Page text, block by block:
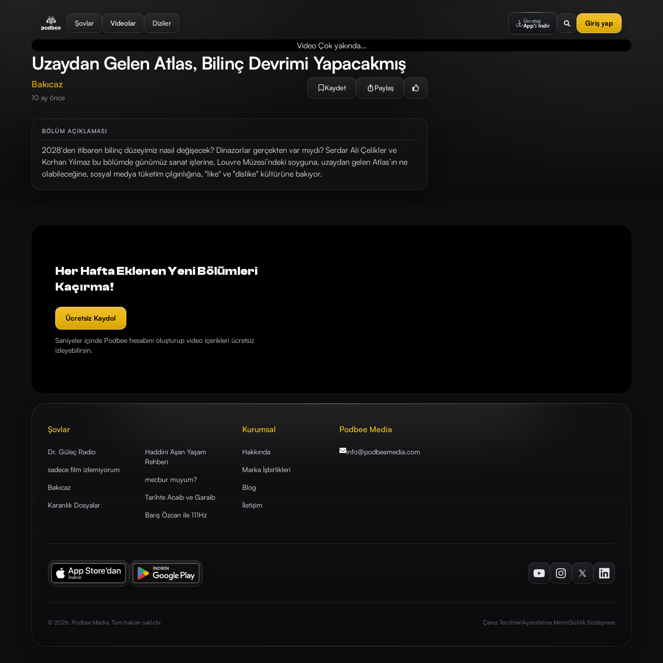
Şovlar Videolar Diziler Ücretsiz
App'i İndir Giriş yap
Video Çok yakında...
Uzaydan Gelen Atlas, Bilinç Devrimi Yapacakmış
Bakıcaz
10 ay önce
Kaydet Paylaş
BÖLÜM AÇIKLAMASI
2028'den itibaren bilinç düzeyimiz nasıl değişecek? Dinazorlar gerçekten var mıydı? Serdar Ali Çelikler ve
Korhan Yılmaz bu bölümde günümüz sanat işlerine, Louvre Müzesi’ndeki soyguna, uzaydan gelen Atlas’ın ne
olabileceğine, sosyal medya tüketim çılgınlığına, "like" ve "dislike" kültürüne bakıyor.
Her Hafta Eklenen Yeni Bölümleri
Kaçırma!
Ücretsiz Kaydol
Saniyeler içinde Podbee hesabını oluşturup video içerikleri ücretsiz
izleyebilirsin.
Şovlar
Dr. Güleç Radio
sadece film izlemiyorum
Bakıcaz
Karanlık Dosyalar
Haddini Aşan Yaşam
Rehberi
mecbur muyum?
Tarihte Acaib ve Garaib
Barış Özcan ile 111Hz
Kurumsal
Hakkında
Marka İşbirlikleri
Blog
İletişim
Podbee Media
info@podbeemedia.com
YoutubeInstagramTwitterLinkedIn
© 2026. Podbee Media. Tüm hakları saklıdır. Çerez TercihleriAydınlatma MetniGizlilik Sözleşmesi